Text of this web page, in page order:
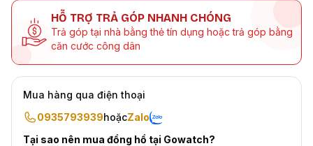
HỖ TRỢ TRẢ GÓP NHANH CHÓNG
Trả góp tại nhà bằng thẻ tín dụng hoặc trả góp bằng
căn cước công dân
Mua hàng qua điện thoại
0935793939hoặcZalo
Tại sao nên mua đồng hồ tại Gowatch?